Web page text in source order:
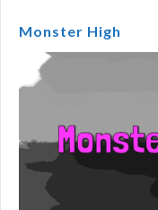
Monster High